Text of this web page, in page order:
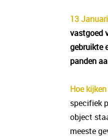
13
vastgoed
gebruikte
panden
Hoe
specifiek
object
meeste